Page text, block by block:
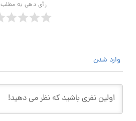
رأی دهی به مطلب
وارد شدن